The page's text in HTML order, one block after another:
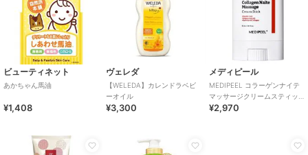
ビューティネット
あかちゃん馬油
¥1,408
ヴェレダ
【WELEDA】カレンドラベビ
ーオイル
¥3,300
メディピール
MEDIPEEL コラーゲンナイテ
マッサージクリームスティッ
ク(韓国コスメ)
¥2,970